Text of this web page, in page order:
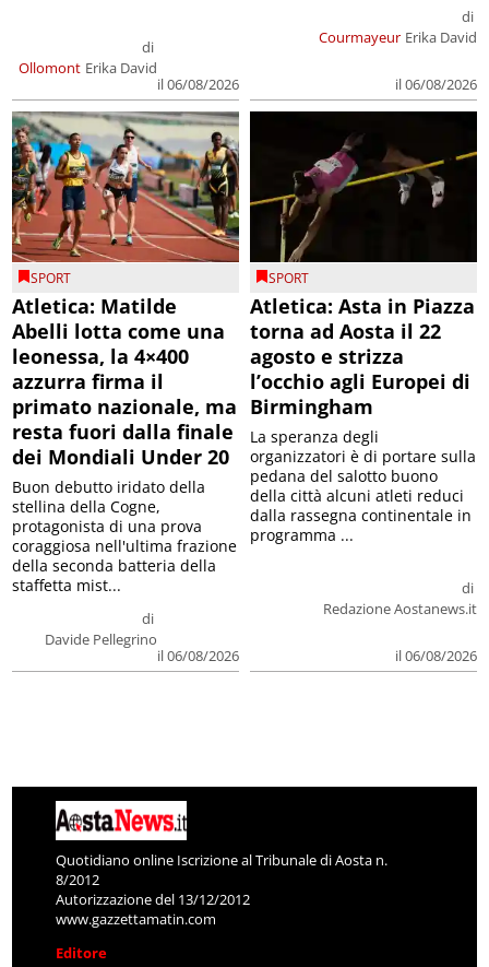
Ollomont
di
Erika David
il 06/08/2026
Courmayeur
di
Erika David
il 06/08/2026
SPORT
Atletica: Matilde
Abelli lotta come una
leonessa, la 4×400
azzurra firma il
primato nazionale, ma
resta fuori dalla finale
dei Mondiali Under 20
di
Davide Pellegrino
il 06/08/2026
Buon debutto iridato della
stellina della Cogne,
protagonista di una prova
coraggiosa nell'ultima frazione
della seconda batteria della
staffetta mist...
SPORT
Atletica: Asta in Piazza
torna ad Aosta il 22
agosto e strizza
l’occhio agli Europei di
Birmingham
di
Redazione Aostanews.it
il 06/08/2026
La speranza degli
organizzatori è di portare sulla
pedana del salotto buono
della città alcuni atleti reduci
dalla rassegna continentale in
programma ...
Quotidiano online Iscrizione al Tribunale di Aosta n.
8/2012
Autorizzazione del 13/12/2012
www.gazzettamatin.com
Editore